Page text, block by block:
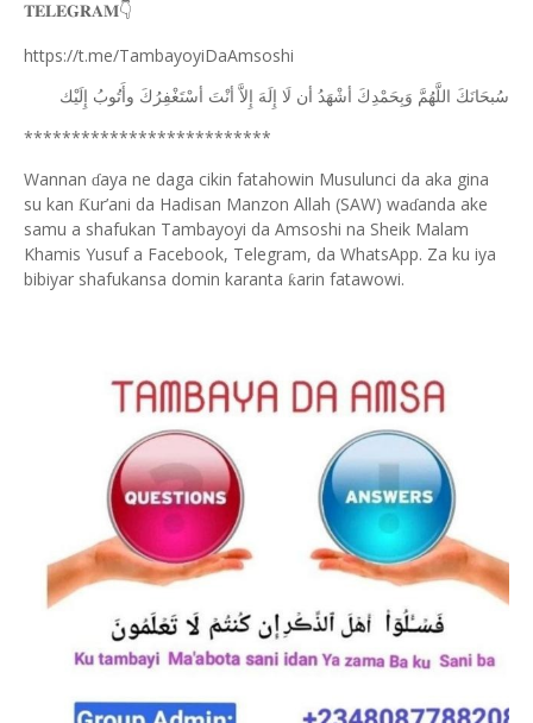
𝐓𝐄𝐋𝐄𝐆𝐑𝐀𝐌👇
https://t.me/TambayoyiDaAmsoshi
ﺳُﺒﺤَﺎﻧَﻚَ ﺍﻟﻠَّﻬُﻢَّ ﻭَﺑِﺤَﻤْﺪِﻙَ ﺃﺷْﻬَﺪُ ﺃﻥ ﻟَﺎ ﺇِﻟَﻪَ ﺇِﻻَّ ﺃﻧْﺖَ ﺃﺳْﺘَﻐْﻔِﺮُﻙَ ﻭﺃَﺗُﻮﺏُ ﺇِﻟَﻴْﻚ
**************************
Wannan ɗaya ne daga cikin fatahowin Musulunci da aka gina
su kan Ƙur’ani da Hadisan Manzon Allah (SAW) waɗanda ake
samu a shafukan Tambayoyi da Amsoshi na Sheik Malam
Khamis Yusuf a Facebook, Telegram, da WhatsApp. Za ku iya
bibiyar shafukansa domin karanta ƙarin fatawowi.